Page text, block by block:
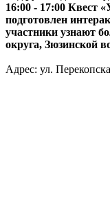
16:00 - 17:00 Квест
подготовлен
участники узнают
округа, Зюзинской
Адрес: ул.